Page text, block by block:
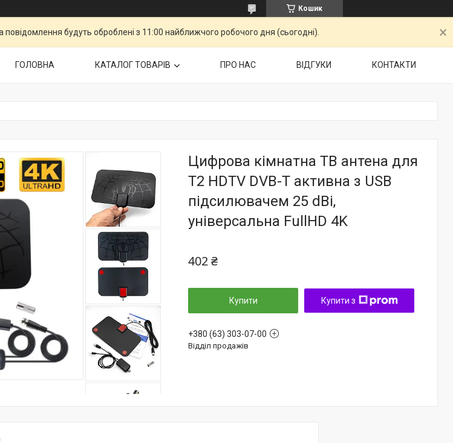
Кошик
будуть оброблені з 11:00 найближчого робочого дня (сьогодні).
ГОЛОВНА КАТАЛОГ ТОВАРІВ ПРО НАС ВІДГУКИ КОНТАКТИ
Цифрова кімнатна ТВ антена для
Т2 HDTV DVB-T активна з USB
підсилювачем 25 dBi,
універсальна FullHD 4K
402 ₴
Купити Купити з
+380 (63) 303-07-00
Відділ продажів